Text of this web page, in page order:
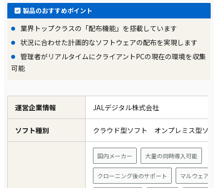
製品のおすすめポイント
業界トップクラスの「配布機能」を搭載しています
状況に合わせた計画的なソフトウェアの配布を実現します
管理者がリアルタイムにクライアントPCの現在の環境を収集
可能
運営企業情報 JALデジタル株式会社
ソフト種別 クラウド型ソフト オンプレミス型ソ
国内メーカー 大量の同時導入可能
クローニング後のサポート マルウェア対